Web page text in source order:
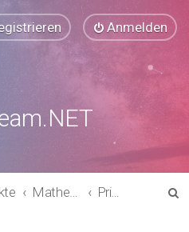
Anmelden
Mathematik & Kryptografie PrimeGrid